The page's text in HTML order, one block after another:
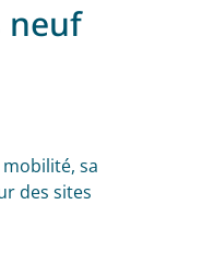
neuf
sa
des sites